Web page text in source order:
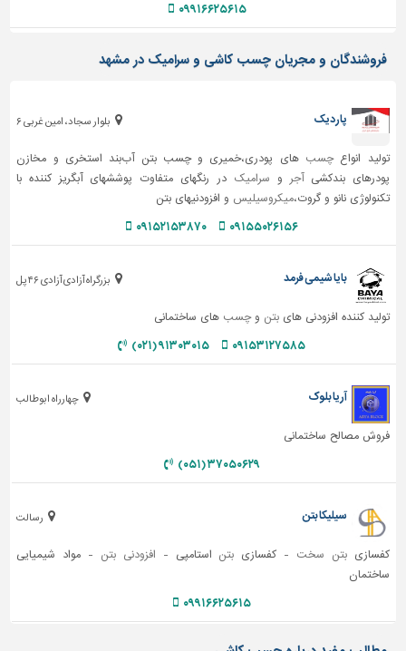
۰۹۹۱۶۶۲۵۶۱۵
فروشندگان و مجریان چسب کاشی و سرامیک در مشهد
بلوار سجاد، امین غربی ۶ پاردیک
تولید انواعچسب های پودری،خمیری و چسب بتن آب‌بند استخری و مخازن
پودرهای بندکشیآجر و سرامیک در رنگهای متفاوت پوششهای آبگریز کننده با
تکنولوژی نانو و گروت،میکروسیلیس و افزودنیهای بتن
۰۹۱۵۵۰۲۶۱۵۶ ۰۹۱۵۲۱۵۳۸۷۰
بزرگراه آزادی آزادی ۴۶ پل بایا شیمی فرمد
تولید کننده افزودنی هایبتن وچسب های ساختمانی
۰۹۱۵۳۱۲۷۵۸۵ ۹۱۳۰۳۰۱۵ (۰۲۱)
چهارراه ابوطالب آریا بلوک
فروش مصالح ساختمانی
۳۷۰۵۰۶۲۹ (۰۵۱)
رسالت سیلیکا بتن
کفسازیبتن سخت - کفسازی بتن استامپی - افزودنی بتن - مواد شیمیایی
ساختمان
۰۹۹۱۶۶۲۵۶۱۵